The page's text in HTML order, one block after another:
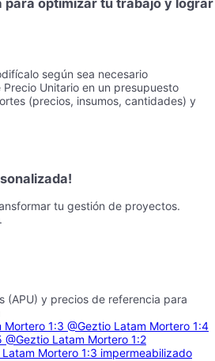
para optimizar tu trabajo y lograr
según sea necesario
Unitario en un presupuesto
(precios, insumos, cantidades) y
tu gestión de proyectos.
(APU) y precios de referencia para
Mortero 1:3 @Geztio Latam Mortero 1:4
@Geztio Latam Mortero 1:2
Latam Mortero 1:3 impermeabilizado